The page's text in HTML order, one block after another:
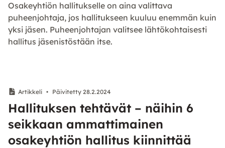
Osakeyhtiön hallitukselle on aina valittava
puheenjohtaja, jos hallitukseen kuuluu enemmän kuin
yksi jäsen. Puheenjohtajan valitsee lähtökohtaisesti
hallitus jäsenistöstään itse.
Artikkeli • Päivitetty 28.2.2024
Hallituksen tehtävät – näihin 6
seikkaan ammattimainen
osakeyhtiön hallitus kiinnittää